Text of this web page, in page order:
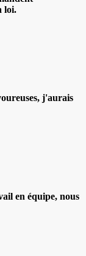
loi.
j'aurais
en équipe, nous